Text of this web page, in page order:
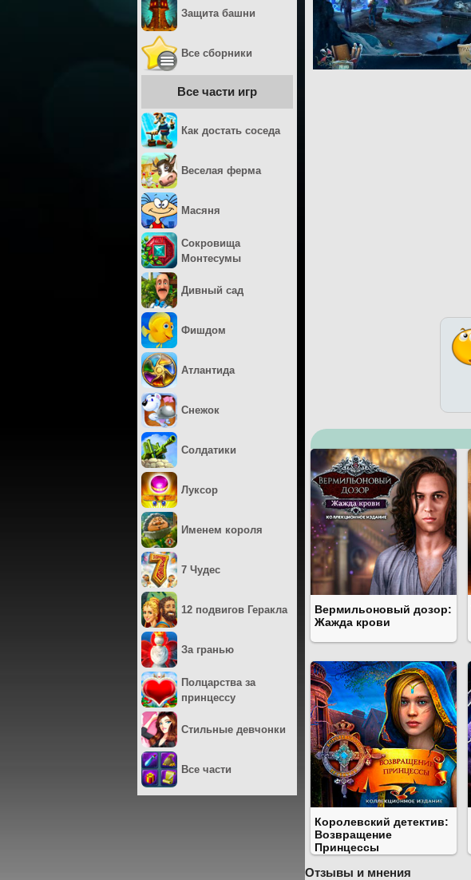
Вермильоновый дозор:
Жажда крови
Королевский детектив:
Возвращение
Принцессы
Отзывы и мнения
Защита башни
Все сборники
Все части игр
Как достать соседа
Веселая ферма
Масяня
Сокровища
Монтесумы
Дивный сад
Фишдом
Атлантида
Снежок
Солдатики
Луксор
Именем короля
7 Чудес
12 подвигов Геракла
За гранью
Полцарства за
принцессу
Стильные девчонки
Все части